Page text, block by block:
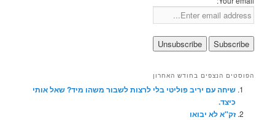
הפוסטים הנצפים בחודש האחרון
שיחה עם יריב פוליטי בלי לרצות לשבור משהו מיד? שאל אותי
כיצד.
זק"א לא יבואו